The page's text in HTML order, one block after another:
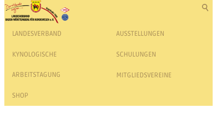
LANDESVERBAND AUSSTELLUNGEN
KYNOLOGISCHE
ARBEITSTAGUNG
SCHULUNGEN
MITGLIEDSVEREINE
SHOP